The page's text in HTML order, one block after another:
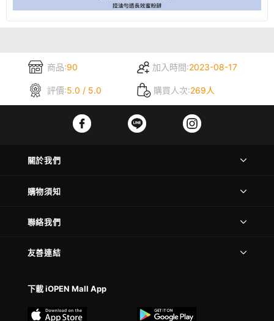
商品:90 加入時間:2023-08-17
評價:5.0 / 5.0 購買人次:269人
關於我們
購物須知
聯絡我們
友善連結
下載 iOPEN Mall App